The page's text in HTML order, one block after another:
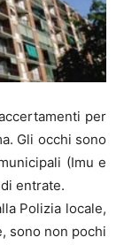
per
Gli occhi sono
(Imu e
entrate.
Polizia locale,
sono non pochi